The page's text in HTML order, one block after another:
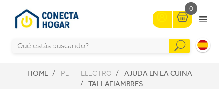
0
HOME PETIT ELECTRO
AJUDA EN LA CUINA
TALLAFIAMBRES